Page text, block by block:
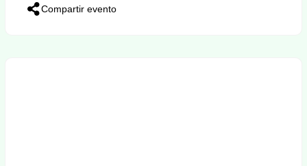
Compartir evento